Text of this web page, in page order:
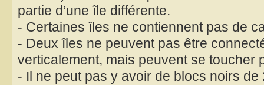
partie d’une île différente.
- Certaines îles ne contiennent pas de
- Deux îles ne peuvent pas être
verticalement, mais peuvent se toucher
- Il ne peut pas y avoir de blocs noirs de